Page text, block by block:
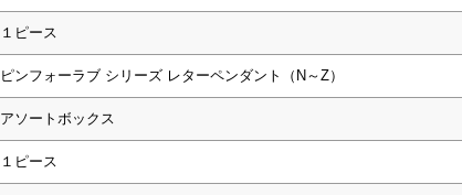
１ピース
ピンフォーラブ シリーズ レターペンダント（N～Z）
アソートボックス
１ピース